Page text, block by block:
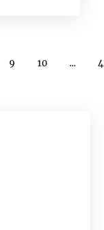
9 10 ...